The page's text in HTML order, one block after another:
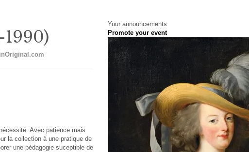
Avec patience mais
la collection à une pratique de
une pédagogie suceptible de
Your announcements
Promote your event